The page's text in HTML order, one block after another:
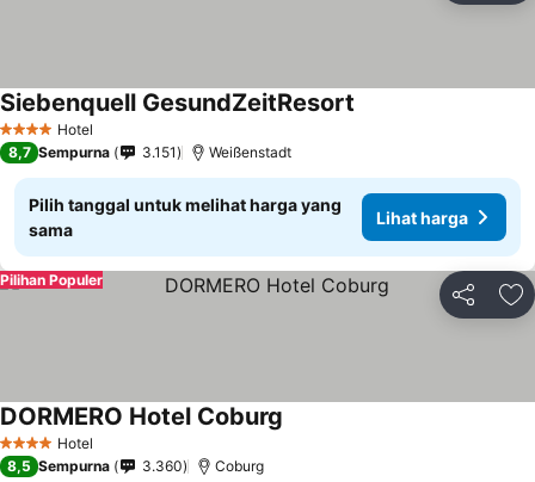
4 BintangHotel
Siebenquell GesundZeitResort
8,7 Sempurna 3.151 Weißenstadt
Pilih tanggal untuk melihat harga yang
sama
Lihat harga
Bagikan
Pilihan Populer
4 BintangHotel
DORMERO Hotel Coburg
8,5 Sempurna 3.360 Coburg